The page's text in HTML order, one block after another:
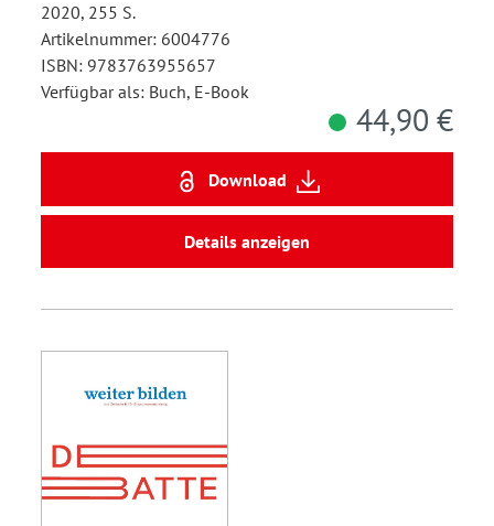
2020, 255 S.
Artikelnummer: 6004776
ISBN: 9783763955657
Verfügbar als: Buch, E-Book
44,90 €
Download
Details anzeigen